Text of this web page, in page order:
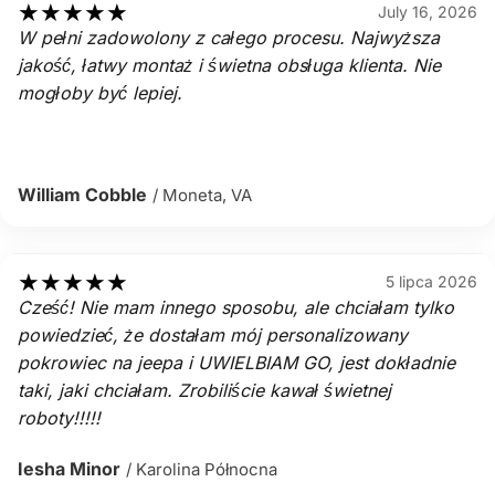
★★★★★ July 16, 2026
W pełni zadowolony z całego procesu. Najwyższa
jakość, łatwy montaż i świetna obsługa klienta. Nie
mogłoby być lepiej.
William Cobble / Moneta, VA
★★★★★ 5 lipca 2026
Cześć! Nie mam innego sposobu, ale chciałam tylko
powiedzieć, że dostałam mój personalizowany
pokrowiec na jeepa i UWIELBIAM GO, jest dokładnie
taki, jaki chciałam. Zrobiliście kawał świetnej
roboty!!!!!
Iesha Minor / Karolina Północna